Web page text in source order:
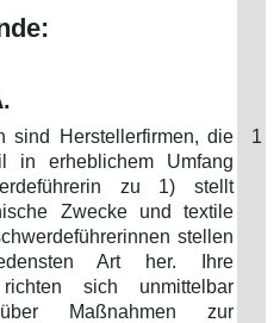
sind Herstellerfirmen, die
in erheblichem Umfang
zu 1) stellt
Zwecke und textile
stellen
Art her. Ihre
richten sich unmittelbar
Maßnahmen zur
1